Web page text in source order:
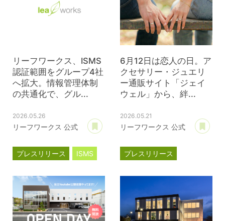
リーフワークス、ISMS
認証範囲をグループ4社
へ拡大。情報管理体制
の共通化で、グル...
2026.05.26
リーフワークス 公式
あとで読む
プレスリリース ISMS
6月12日は恋人の日。ア
クセサリー・ジュエリ
ー通販サイト「ジェイ
ウェル」から、絆...
2026.05.21
リーフワークス 公式
プレスリリース